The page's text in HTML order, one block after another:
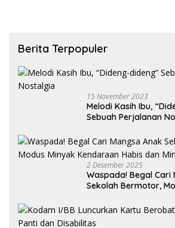
Berita Terpopuler
15 November 2023
Melodi Kasih Ibu,
Sebuah Perjalanan
2 Desember 2025
Waspada! Begal Cari
Sekolah Bermotor,